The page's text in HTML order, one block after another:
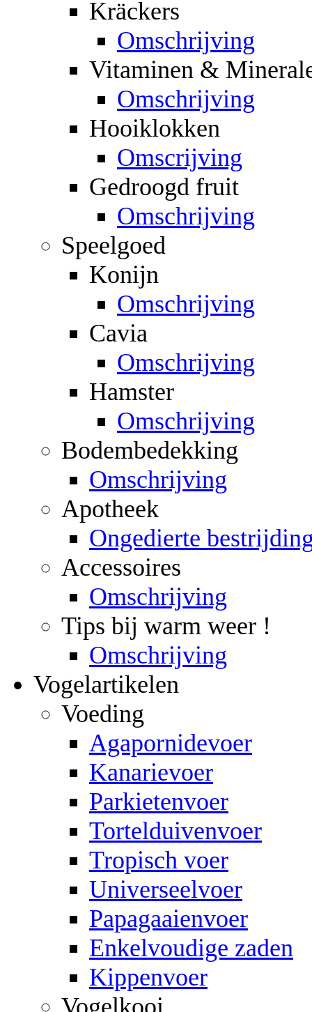
Kräckers
Omschrijving
Vitaminen &
Omschrijving
Hooiklokken
Omscrijving
Gedroogd fruit
Omschrijving
Speelgoed
Konijn
Omschrijving
Cavia
Omschrijving
Hamster
Omschrijving
Bodembedekking
Omschrijving
Apotheek
Ongedierte
Accessoires
Omschrijving
Tips bij warm weer !
Omschrijving
Vogelartikelen
Voeding
Agapornidevoer
Kanarievoer
Parkietenvoer
Tortelduivenvoer
Tropisch voer
Universeelvoer
Papagaaienvoer
Enkelvoudige zaden
Kippenvoer
Vogelkooi